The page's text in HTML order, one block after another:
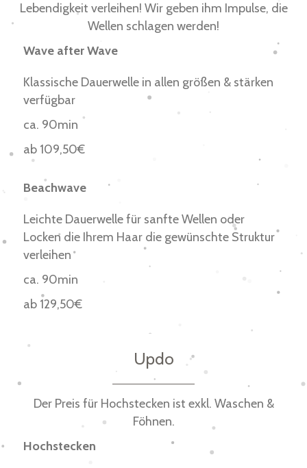
Lebendigkeit verleihen! Wir geben ihm Impulse, die
Wellen schlagen werden!
Wave after Wave
Klassische Dauerwelle in allen größen & stärken
verfügbar
ca. 90min
ab 109,50€
Beachwave
Leichte Dauerwelle für sanfte Wellen oder
Locken die Ihrem Haar die gewünschte Struktur
verleihen
ca. 90min
ab 129,50€
Updo
Der Preis für Hochstecken ist exkl. Waschen &
Föhnen.
Hochstecken